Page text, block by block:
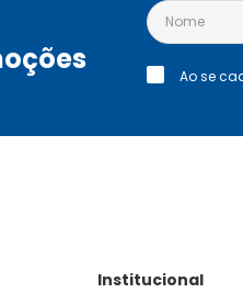
Ao se
Institucional